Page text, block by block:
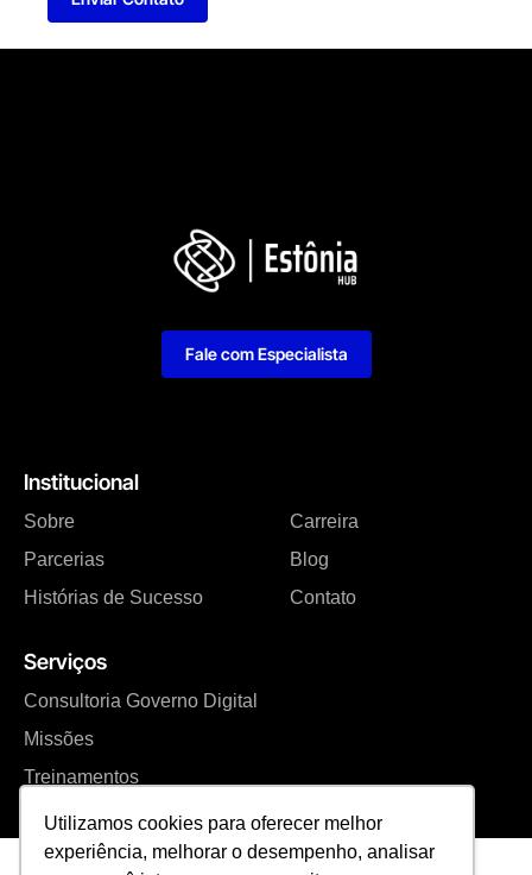
Utilizamos cookies para oferecer melhor
experiência, melhorar o desempenho, analisar
Institucional
Sobre
Parcerias
Histórias de Sucesso
Carreira
Blog
Contato
Serviços
Consultoria Governo Digital
Missões
Treinamentos
Fale com Especialista